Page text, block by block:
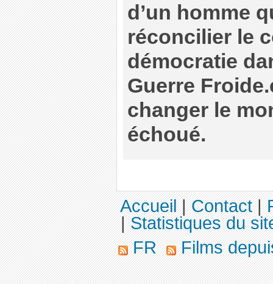
d’un homme
réconcilier le
démocratie
Guerre
changer le
échoué.
Accueil|Contact|
|Statistiques du
FR
Films